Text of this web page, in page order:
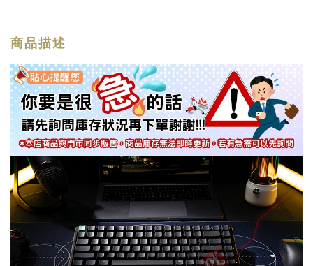
商品描述